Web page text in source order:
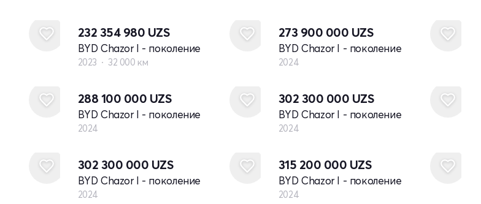
232 354 980 UZS
BYD Chazor I - поколение
2023 32 000 км
273 900 000 UZS
BYD Chazor I - поколение
2024
288 100 000 UZS
BYD Chazor I - поколение
2024
302 300 000 UZS
BYD Chazor I - поколение
2024
302 300 000 UZS
BYD Chazor I - поколение
2024
315 200 000 UZS
BYD Chazor I - поколение
2024